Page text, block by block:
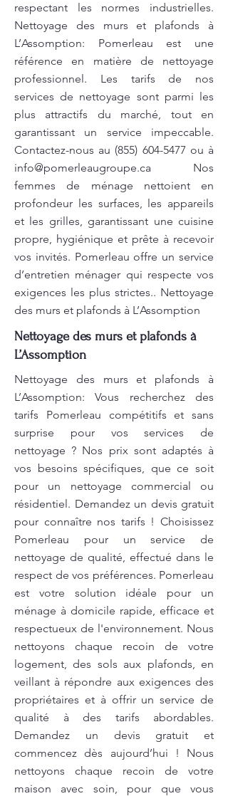
respectant les normes industrielles.
Nettoyage des murs et plafonds à
L’Assomption: Pomerleau est une
référence en matière de nettoyage
professionnel. Les tarifs de nos
services de nettoyage sont parmi les
plus attractifs du marché, tout en
garantissant un service impeccable.
Contactez-nous au (855) 604-5477 ou à
info@pomerleaugroupe.ca Nos
femmes de ménage nettoient en
profondeur les surfaces, les appareils
et les grilles, garantissant une cuisine
propre, hygiénique et prête à recevoir
vos invités. Pomerleau offre un service
d’entretien ménager qui respecte vos
exigences les plus strictes.. Nettoyage
des murs et plafonds à L’Assomption
Nettoyage des murs et plafonds à
L’Assomption
Nettoyage des murs et plafonds à
L’Assomption: Vous recherchez des
tarifs Pomerleau compétitifs et sans
surprise pour vos services de
nettoyage ? Nos prix sont adaptés à
vos besoins spécifiques, que ce soit
pour un nettoyage commercial ou
résidentiel. Demandez un devis gratuit
pour connaître nos tarifs ! Choisissez
Pomerleau pour un service de
nettoyage de qualité, effectué dans le
respect de vos préférences. Pomerleau
est votre solution idéale pour un
ménage à domicile rapide, efficace et
respectueux de l'environnement. Nous
nettoyons chaque recoin de votre
logement, des sols aux plafonds, en
veillant à répondre aux exigences des
propriétaires et à offrir un service de
qualité à des tarifs abordables.
Demandez un devis gratuit et
commencez dès aujourd’hui ! Nous
nettoyons chaque recoin de votre
maison avec soin, pour que vous